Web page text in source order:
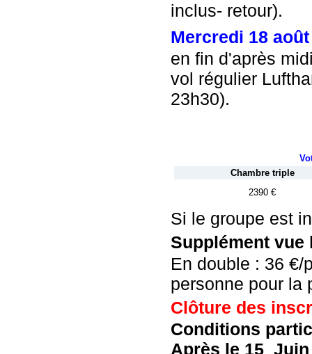
inclus- retour).
Mercredi 18 août
en fin d'après
vol régulier
23h30).
Chambre triple
2390 €
Si le groupe est
Supplément vue
En double : 36 €/
personne pour la
Clôture des
Conditions
Après le 15